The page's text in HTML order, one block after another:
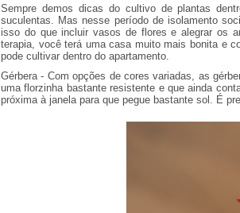
Sempre demos dicas do cultivo de plantas
suculentas. Mas nesse período de isolamento
isso do que incluir vasos de flores e alegrar os
terapia, você terá uma casa muito mais bonita e
pode cultivar dentro do apartamento.
Gérbera - Com opções de cores variadas, as
uma florzinha bastante resistente e que ainda
próxima à janela para que pegue bastante sol. É